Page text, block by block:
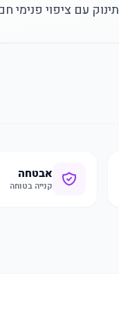
ציפוי פנימי חם
אבטחה
קנייה בטוחה